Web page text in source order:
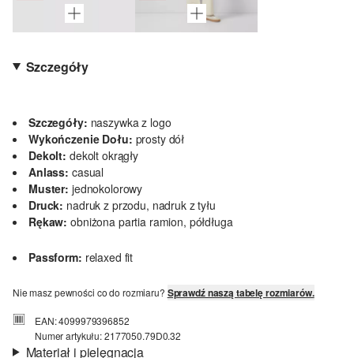
Szczegóły
Szczegóły: naszywka z logo
Wykończenie Dołu: prosty dół
Dekolt: dekolt okrągły
Anlass: casual
Muster: jednokolorowy
Druck: nadruk z przodu, nadruk z tyłu
Rękaw: obniżona partia ramion, półdługa
Passform: relaxed fit
Nie masz pewności co do rozmiaru? Sprawdź naszą tabelę rozmiarów.
EAN: 4099979396852
Numer artykułu: 2177050.79D0.32
Materiał i pielęgnacja